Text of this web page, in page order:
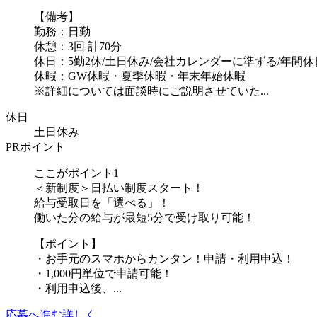
【備考】
勤務：日勤
休憩：3回 計70分
休日：5勤2休/土日休み/会社カレンダーに準ずる/年間休
休暇：GW休暇・夏季休暇・年末年始休暇
※詳細については面談時にご説明させていた...
休日
土日休み
PRポイント
ここがポイント1
＜新制度＞日払い制度スタート！
給与受取日を「選べる」！
働いた分の給与が最短5分で受け取り可能！
【ポイント】
・お手元のスマホからカンタン！申請・利用申込！
・1,000円単位で申請可能！
・利用申込後、...
応募へ進む詳しく